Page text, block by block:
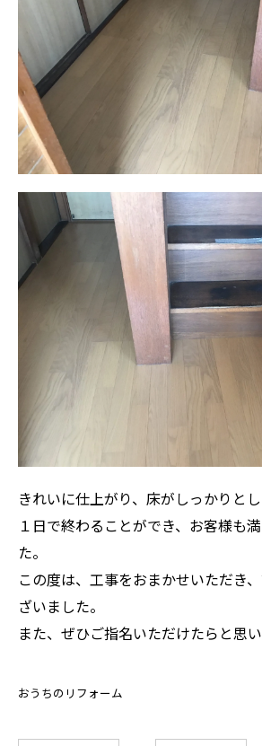
きれいに仕上がり、床がしっかりとし
１日で終わることができ、お客様も
た。
この度は、工事をおまかせいただき
ざいました。
また、ぜひご指名いただけたらと思い
おうちのリフォーム
お気軽にお問い合わせく